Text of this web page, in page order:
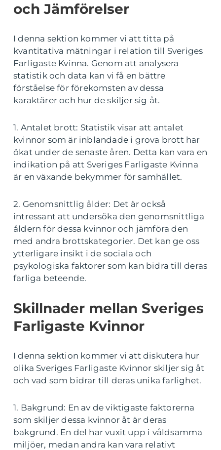
och Jämförelser
I denna sektion kommer vi att titta på
kvantitativa mätningar i relation till Sveriges
Farligaste Kvinna. Genom att analysera
statistik och data kan vi få en bättre
förståelse för förekomsten av dessa
karaktärer och hur de skiljer sig åt.
1. Antalet brott: Statistik visar att antalet
kvinnor som är inblandade i grova brott har
ökat under de senaste åren. Detta kan vara en
indikation på att Sveriges Farligaste Kvinna
är en växande bekymmer för samhället.
2. Genomsnittlig ålder: Det är också
intressant att undersöka den genomsnittliga
åldern för dessa kvinnor och jämföra den
med andra brottskategorier. Det kan ge oss
ytterligare insikt i de sociala och
psykologiska faktorer som kan bidra till deras
farliga beteende.
Skillnader mellan Sveriges
Farligaste Kvinnor
I denna sektion kommer vi att diskutera hur
olika Sveriges Farligaste Kvinnor skiljer sig åt
och vad som bidrar till deras unika farlighet.
1. Bakgrund: En av de viktigaste faktorerna
som skiljer dessa kvinnor åt är deras
bakgrund. En del har vuxit upp i våldsamma
miljöer, medan andra kan vara relativt